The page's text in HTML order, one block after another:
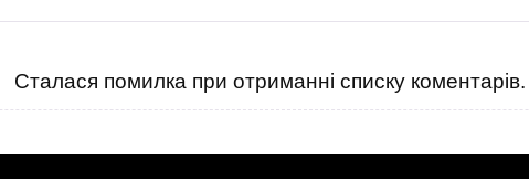
Сталася помилка при отриманні списку коментарів.